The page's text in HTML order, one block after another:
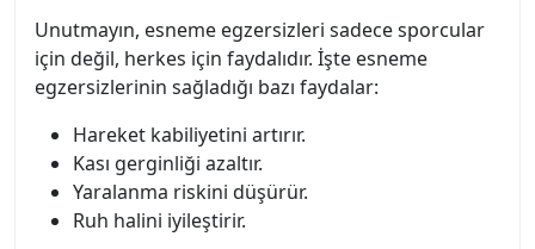
Unutmayın, esneme egzersizleri sadece sporcular
için değil, herkes için faydalıdır. İşte esneme
egzersizlerinin sağladığı bazı faydalar:
Hareket kabiliyetini artırır.
Kası gerginliği azaltır.
Yaralanma riskini düşürür.
Ruh halini iyileştirir.